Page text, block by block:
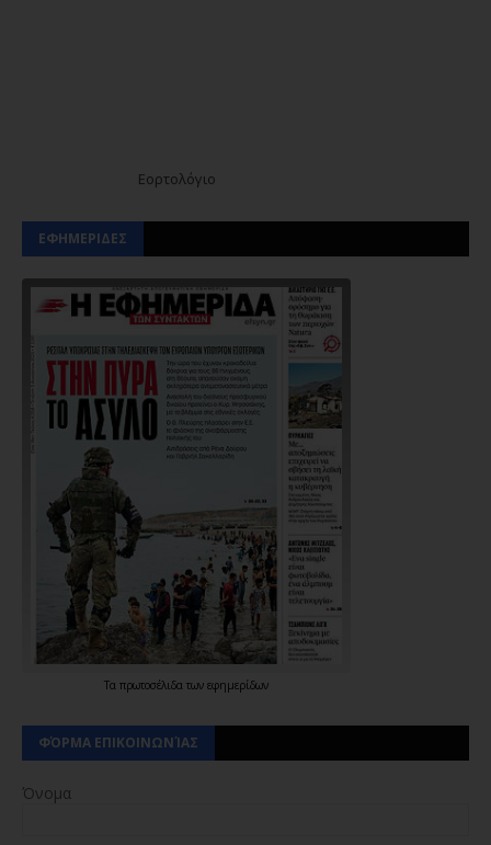
Εορτολόγιο
ΕΦΗΜΕΡΙΔΕΣ
Τα πρωτοσέλιδα των εφημερίδων
ΦΌΡΜΑ ΕΠΙΚΟΙΝΩΝΊΑΣ
Όνομα